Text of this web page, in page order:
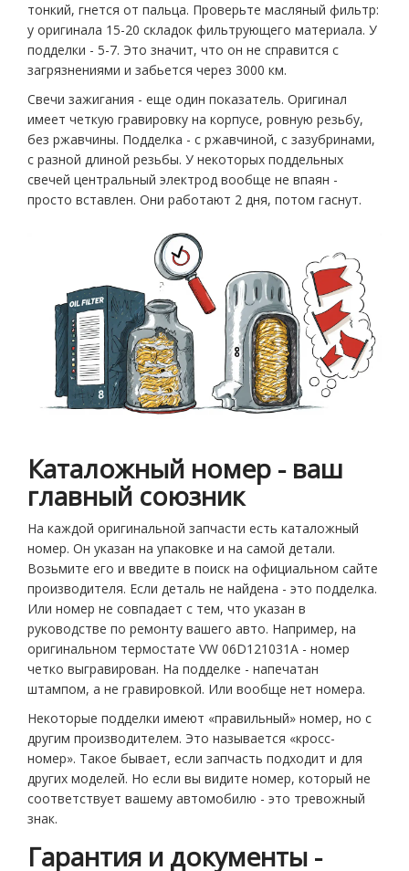
тонкий, гнется от пальца. Проверьте масляный фильтр:
у оригинала 15-20 складок фильтрующего материала. У
подделки - 5-7. Это значит, что он не справится с
загрязнениями и забьется через 3000 км.
Свечи зажигания - еще один показатель. Оригинал
имеет четкую гравировку на корпусе, ровную резьбу,
без ржавчины. Подделка - с ржавчиной, с зазубринами,
с разной длиной резьбы. У некоторых поддельных
свечей центральный электрод вообще не впаян -
просто вставлен. Они работают 2 дня, потом гаснут.
Каталожный номер - ваш
главный союзник
На каждой оригинальной запчасти есть каталожный
номер. Он указан на упаковке и на самой детали.
Возьмите его и введите в поиск на официальном сайте
производителя. Если деталь не найдена - это подделка.
Или номер не совпадает с тем, что указан в
руководстве по ремонту вашего авто. Например, на
оригинальном термостате VW 06D121031A - номер
четко выгравирован. На подделке - напечатан
штампом, а не гравировкой. Или вообще нет номера.
Некоторые подделки имеют «правильный» номер, но с
другим производителем. Это называется «кросс-
номер». Такое бывает, если запчасть подходит и для
других моделей. Но если вы видите номер, который не
соответствует вашему автомобилю - это тревожный
знак.
Гарантия и документы -